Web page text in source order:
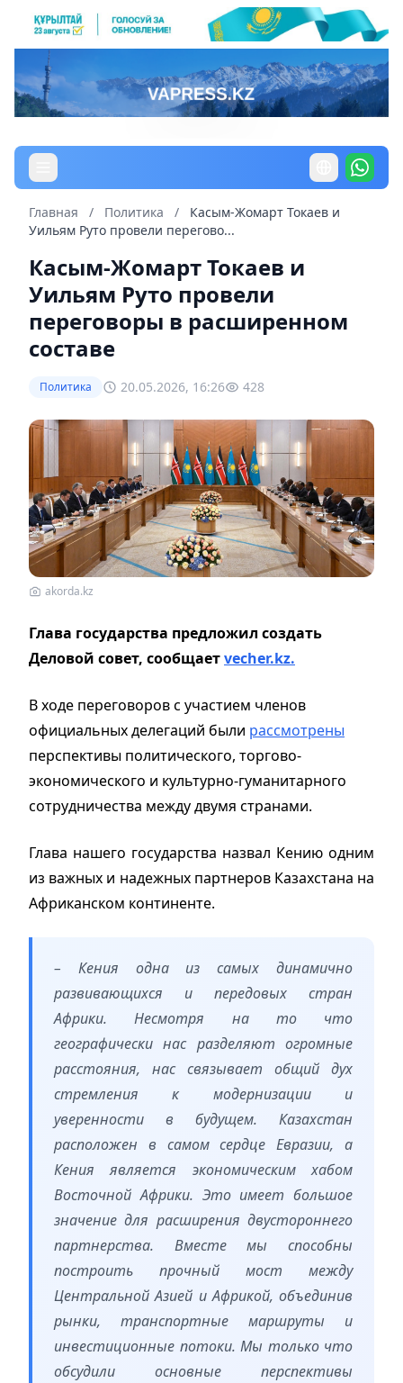
Главная / Политика /
Касым-Жомарт Токаев и
Уильям Руто провели перегово...
Касым-Жомарт Токаев и
Уильям Руто провели
переговоры в расширенном
составе
Политика 20.05.2026, 16:26 428
akorda.kz
Глава государства предложил создать
Деловой совет, сообщаетvecher.kz.
В ходе переговоров с участием членов
официальных делегаций были рассмотрены
перспективы политического, торгово-
экономического и культурно-гуманитарного
сотрудничества между двумя странами.
Глава нашего государства назвал Кению одним
из важных и надежных партнеров Казахстана на
Африканском континенте.
– Кения одна из самых динамично
развивающихся и передовых стран
Африки. Несмотря на то что
географически нас разделяют огромные
расстояния, нас связывает общий дух
стремления к модернизации и
уверенности в будущем. Казахстан
расположен в самом сердце Евразии, а
Кения является экономическим хабом
Восточной Африки. Это имеет большое
значение для расширения двустороннего
партнерства. Вместе мы способны
построить прочный мост между
Центральной Азией и Африкой, объединив
рынки, транспортные маршруты и
инвестиционные потоки. Мы только что
обсудили основные перспективы